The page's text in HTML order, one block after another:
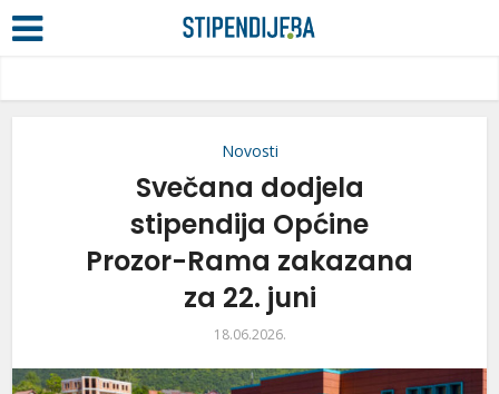
Novosti
Svečana dodjela
stipendija Općine
Prozor-Rama zakazana
za 22. juni
18.06.2026.